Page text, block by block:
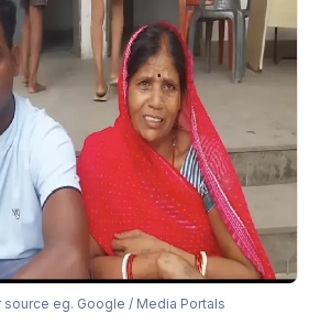
eg. Google / Media Portals